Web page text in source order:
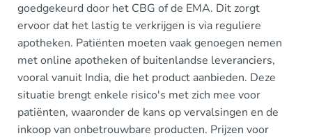
goedgekeurd door het CBG of de EMA. Dit zorgt
ervoor dat het lastig te verkrijgen is via reguliere
apotheken. Patiënten moeten vaak genoegen nemen
met online apotheken of buitenlandse leveranciers,
vooral vanuit India, die het product aanbieden. Deze
situatie brengt enkele risico's met zich mee voor
patiënten, waaronder de kans op vervalsingen en de
inkoop van onbetrouwbare producten. Prijzen voor